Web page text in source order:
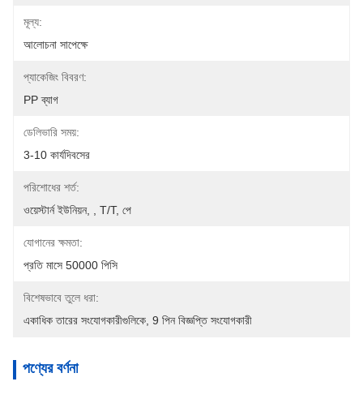
মূল্য:
আলোচনা সাপেক্ষে
প্যাকেজিং বিবরণ:
PP ব্যাগ
ডেলিভারি সময়:
3-10 কার্যদিবসের
পরিশোধের শর্ত:
ওয়েস্টার্ন ইউনিয়ন, , T/T, পে
যোগানের ক্ষমতা:
প্রতি মাসে 50000 পিসি
বিশেষভাবে তুলে ধরা:
একাধিক তারের সংযোগকারীগুলিকে 9 পিন বিজ্ঞপ্তি সংযোগকারী
পণ্যের বর্ণনা